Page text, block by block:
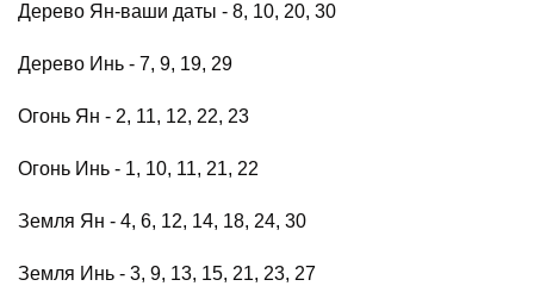
Дерево Ян-ваши даты - 8, 10, 20, 30
Дерево Инь - 7, 9, 19, 29
Огонь Ян - 2, 11, 12, 22, 23
Огонь Инь - 1, 10, 11, 21, 22
Земля Ян - 4, 6, 12, 14, 18, 24, 30
Земля Инь - 3, 9, 13, 15, 21, 23, 27